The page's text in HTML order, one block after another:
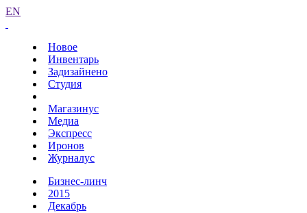
EN
Новое
Инвентарь
Задизайнено
Студия
Магазинус
Медиа
Экспресс
Иронов
Журналус
Бизнес-линч
2015
Декабрь